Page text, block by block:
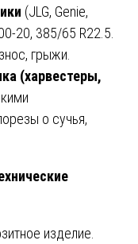
(JLG, Genie,
20, 385/65 R22.5.
грыжи.
(харвестеры,
о сучья,
изделие.